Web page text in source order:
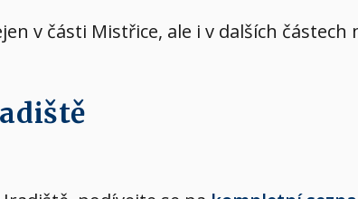
v části Mistřice, ale i v dalších částech